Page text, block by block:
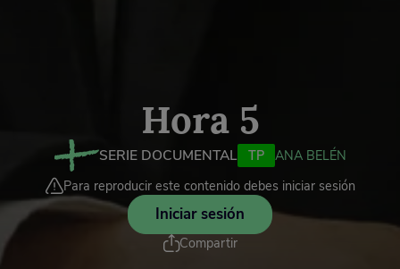
Hora 5
SERIE DOCUMENTAL TP
ANA BELÉN
Para reproducir este contenido debes iniciar sesión
Iniciar sesión
Compartir